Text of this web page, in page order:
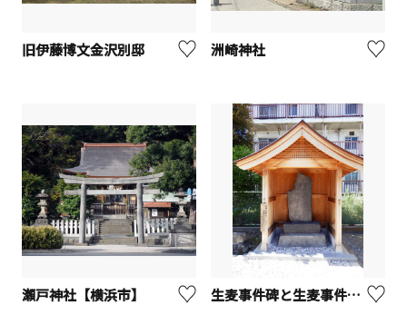
旧伊藤博文金沢別邸 洲崎神社
瀬戸神社【横浜市】 生麦事件碑と生麦事件発生場所【横浜市】